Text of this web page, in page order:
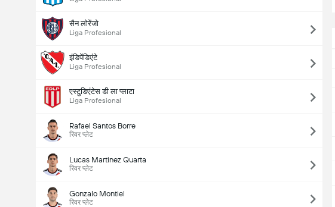
सैन लोरेंजो
Liga Profesional
इंडिपेंडिएंटे
Liga Profesional
एस्टुडिएंटेस डी ला प्लाटा
Liga Profesional
Rafael Santos Borre
रिवर प्लेट
Lucas Martinez Quarta
रिवर प्लेट
Gonzalo Montiel
रिवर प्लेट